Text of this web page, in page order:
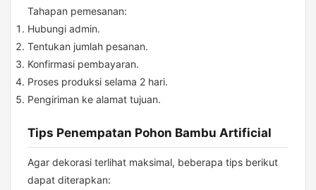
Tahapan pemesanan:
Hubungi admin.
Tentukan jumlah pesanan.
Konfirmasi pembayaran.
Proses produksi selama 2 hari.
Pengiriman ke alamat tujuan.
Tips Penempatan Pohon Bambu Artificial
Agar dekorasi terlihat maksimal, beberapa tips berikut
dapat diterapkan: